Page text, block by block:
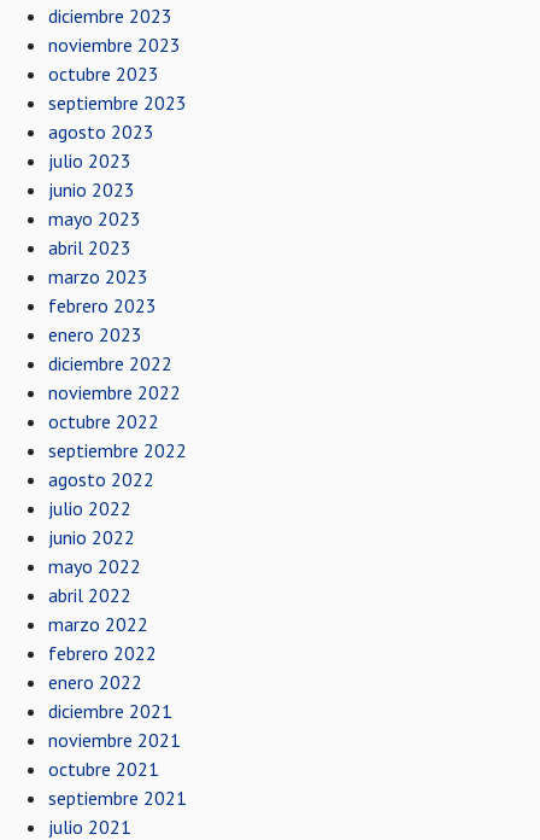
diciembre 2023
noviembre 2023
octubre 2023
septiembre 2023
agosto 2023
julio 2023
junio 2023
mayo 2023
abril 2023
marzo 2023
febrero 2023
enero 2023
diciembre 2022
noviembre 2022
octubre 2022
septiembre 2022
agosto 2022
julio 2022
junio 2022
mayo 2022
abril 2022
marzo 2022
febrero 2022
enero 2022
diciembre 2021
noviembre 2021
octubre 2021
septiembre 2021
julio 2021